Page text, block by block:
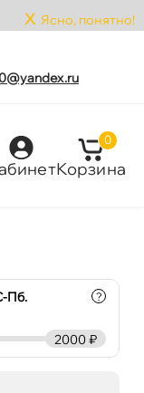
x Ясно, понятно!
0
Корзина
Пб. ?
2000 ₽